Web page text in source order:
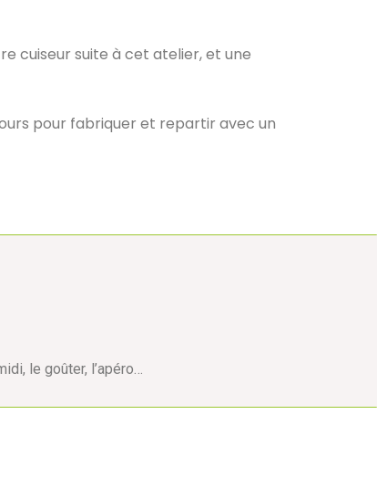
cuiseur suite à cet atelier, et une
pour fabriquer et repartir avec un
le goûter, l’apéro…